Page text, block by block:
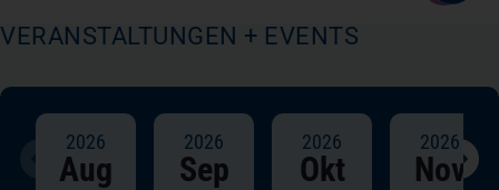
Patientensicherheit
VERANSTALTUNGEN + EVENTS
2026
Aug
2026
Sep
2026
Okt
2026
Nov